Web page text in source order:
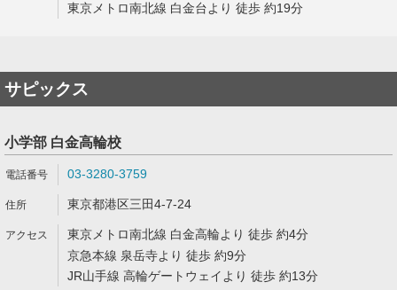
東京メトロ南北線 白金台より 徒歩 約19分
サピックス
小学部 白金高輪校
03-3280-3759
東京都港区三田4-7-24
東京メトロ南北線 白金高輪より 徒歩 約4分
京急本線 泉岳寺より 徒歩 約9分
JR山手線 高輪ゲートウェイより 徒歩 約13分